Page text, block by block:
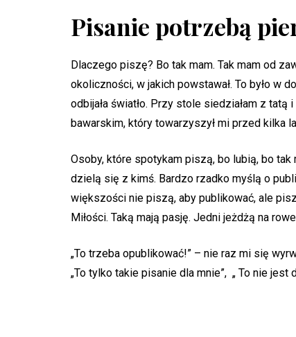
Pisanie potrzebą
Dlaczego piszę? Bo tak mam. Tak mam od
okoliczności, w jakich powstawał. To było w
odbijała światło. Przy stole siedziałam z
bawarskim, który towarzyszył mi przed kilka
Osoby, które spotykam piszą, bo lubią, bo
dzielą się z kimś. Bardzo rzadko myślą o
większości nie piszą, aby publikować, ale
Miłości. Taką mają pasję. Jedni jeżdżą na
„To trzeba opublikować!” – nie raz mi się
„To tylko takie pisanie dla mnie”, „ To nie